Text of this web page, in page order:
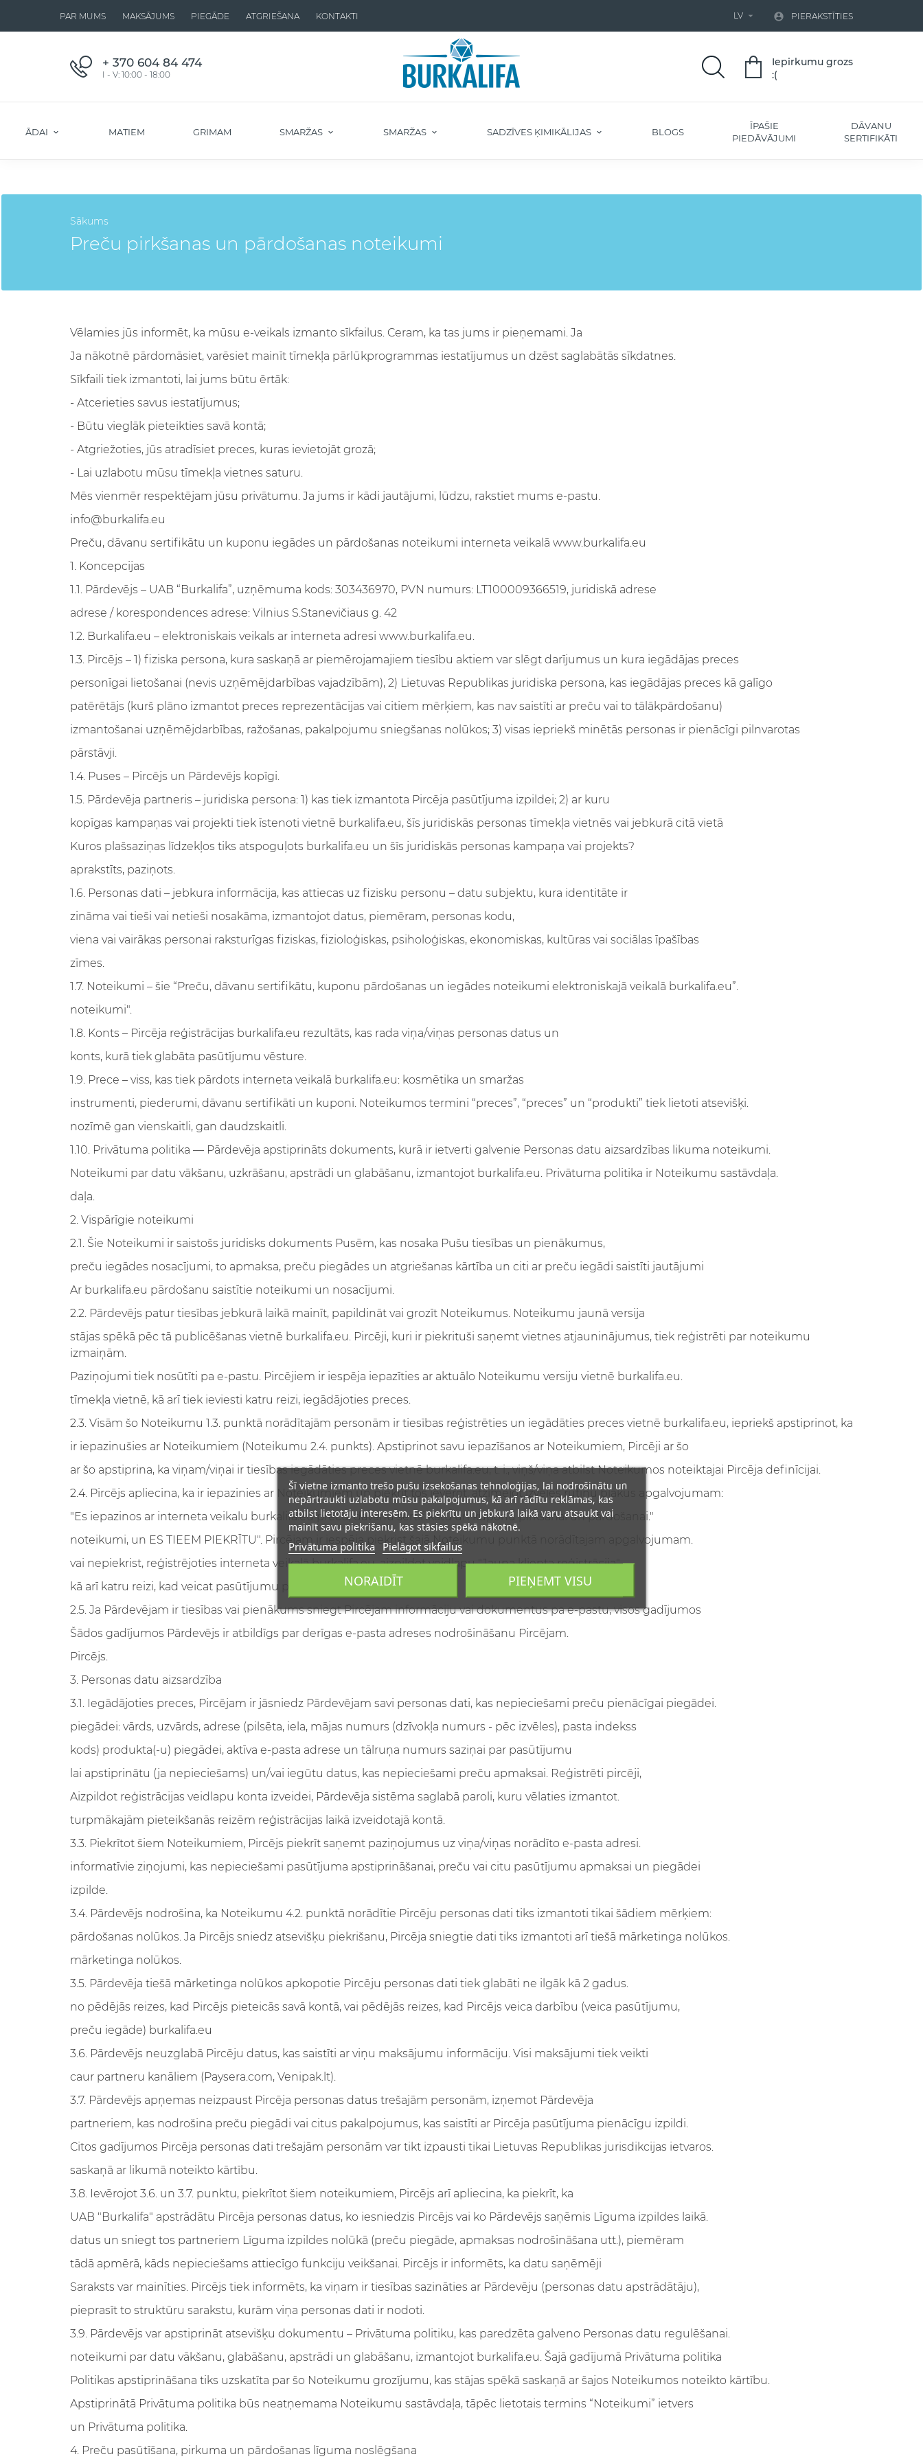
PAR MUMS MAKSĀJUMS PIEGĀDE ATGRIEŠANA KONTAKTI LV   PIERAKSTĪTIES
+ 370 604 84 474
I - V: 10:00 - 18:00
Iepirkumu grozs
:(
ĀDAI MATIEM GRIMAM SMARŽAS SMARŽAS SADZĪVES ĶIMIKĀLIJAS BLOGS
ĪPAŠIE
PIEDĀVĀJUMI
DĀVANU
SERTIFIKĀTI
Sākums
Preču pirkšanas un pārdošanas noteikumi
Vēlamies jūs informēt, ka mūsu e-veikals izmanto sīkfailus. Ceram, ka tas jums ir pieņemami. Ja
Ja nākotnē pārdomāsiet, varēsiet mainīt tīmekļa pārlūkprogrammas iestatījumus un dzēst saglabātās sīkdatnes.
Sīkfaili tiek izmantoti, lai jums būtu ērtāk:
- Atcerieties savus iestatījumus;
- Būtu vieglāk pieteikties savā kontā;
- Atgriežoties, jūs atradīsiet preces, kuras ievietojāt grozā;
- Lai uzlabotu mūsu tīmekļa vietnes saturu.
Mēs vienmēr respektējam jūsu privātumu. Ja jums ir kādi jautājumi, lūdzu, rakstiet mums e-pastu.
info@burkalifa.eu
Preču, dāvanu sertifikātu un kuponu iegādes un pārdošanas noteikumi interneta veikalā www.burkalifa.eu
1. Koncepcijas
1.1. Pārdevējs – UAB “Burkalifa”, uzņēmuma kods: 303436970, PVN numurs: LT100009366519, juridiskā adrese
adrese / korespondences adrese: Vilnius S.Stanevičiaus g. 42
1.2. Burkalifa.eu – elektroniskais veikals ar interneta adresi www.burkalifa.eu.
1.3. Pircējs – 1) fiziska persona, kura saskaņā ar piemērojamajiem tiesību aktiem var slēgt darījumus un kura iegādājas preces
personīgai lietošanai (nevis uzņēmējdarbības vajadzībām), 2) Lietuvas Republikas juridiska persona, kas iegādājas preces kā galīgo
patērētājs (kurš plāno izmantot preces reprezentācijas vai citiem mērķiem, kas nav saistīti ar preču vai to tālākpārdošanu)
izmantošanai uzņēmējdarbības, ražošanas, pakalpojumu sniegšanas nolūkos; 3) visas iepriekš minētās personas ir pienācīgi pilnvarotas
pārstāvji.
1.4. Puses – Pircējs un Pārdevējs kopīgi.
1.5. Pārdevēja partneris – juridiska persona: 1) kas tiek izmantota Pircēja pasūtījuma izpildei; 2) ar kuru
kopīgas kampaņas vai projekti tiek īstenoti vietnē burkalifa.eu, šīs juridiskās personas tīmekļa vietnēs vai jebkurā citā vietā
Kuros plašsaziņas līdzekļos tiks atspoguļots burkalifa.eu un šīs juridiskās personas kampaņa vai projekts?
aprakstīts, paziņots.
1.6. Personas dati – jebkura informācija, kas attiecas uz fizisku personu – datu subjektu, kura identitāte ir
zināma vai tieši vai netieši nosakāma, izmantojot datus, piemēram, personas kodu,
viena vai vairākas personai raksturīgas fiziskas, fizioloģiskas, psiholoģiskas, ekonomiskas, kultūras vai sociālas īpašības
zīmes.
1.7. Noteikumi – šie “Preču, dāvanu sertifikātu, kuponu pārdošanas un iegādes noteikumi elektroniskajā veikalā burkalifa.eu”.
noteikumi".
1.8. Konts – Pircēja reģistrācijas burkalifa.eu rezultāts, kas rada viņa/viņas personas datus un
konts, kurā tiek glabāta pasūtījumu vēsture.
1.9. Prece – viss, kas tiek pārdots interneta veikalā burkalifa.eu: kosmētika un smaržas
instrumenti, piederumi, dāvanu sertifikāti un kuponi. Noteikumos termini “preces”, “preces” un “produkti” tiek lietoti atsevišķi.
nozīmē gan vienskaitli, gan daudzskaitli.
1.10. Privātuma politika — Pārdevēja apstiprināts dokuments, kurā ir ietverti galvenie Personas datu aizsardzības likuma noteikumi.
Noteikumi par datu vākšanu, uzkrāšanu, apstrādi un glabāšanu, izmantojot burkalifa.eu. Privātuma politika ir Noteikumu sastāvdaļa.
daļa.
2. Vispārīgie noteikumi
2.1. Šie Noteikumi ir saistošs juridisks dokuments Pusēm, kas nosaka Pušu tiesības un pienākumus,
preču iegādes nosacījumi, to apmaksa, preču piegādes un atgriešanas kārtība un citi ar preču iegādi saistīti jautājumi
Ar burkalifa.eu pārdošanu saistītie noteikumi un nosacījumi.
2.2. Pārdevējs patur tiesības jebkurā laikā mainīt, papildināt vai grozīt Noteikumus. Noteikumu jaunā versija
stājas spēkā pēc tā publicēšanas vietnē burkalifa.eu. Pircēji, kuri ir piekrituši saņemt vietnes atjauninājumus, tiek reģistrēti par noteikumu
izmaiņām.
Paziņojumi tiek nosūtīti pa e-pastu. Pircējiem ir iespēja iepazīties ar aktuālo Noteikumu versiju vietnē burkalifa.eu.
tīmekļa vietnē, kā arī tiek ieviesti katru reizi, iegādājoties preces.
2.3. Visām šo Noteikumu 1.3. punktā norādītajām personām ir tiesības reģistrēties un iegādāties preces vietnē burkalifa.eu, iepriekš apstiprinot, ka
ir iepazinušies ar Noteikumiem (Noteikumu 2.4. punkts). Apstiprinot savu iepazīšanos ar Noteikumiem, Pircēji ar šo
ar šo apstiprina, ka viņam/viņai ir tiesības iegādāties preces vietnē burkalifa.eu, t. i., viņš/viņa atbilst Noteikumos noteiktajai Pircēja definīcijai.
2.4. Pircējs apliecina, ka ir iepazinies ar Noteikumiem un piekrīt tos ievērot, atzīmējot izvēles rūtiņu blakus apgalvojumam:
"Es iepazinos ar interneta veikalu burkalifa.eu preču, dāvanu sertifikātu un kuponu pirkšanai un pārdošanai."
noteikumi, un ES TIEEM PIEKRĪTU". Pircējam ir iespēja piekrist šajā Noteikumu punktā norādītajam apgalvojumam.
vai nepiekrist, reģistrējoties interneta veikalā burkalifa.eu, aizpildot veidlapu "Jauna klienta reģistrācija",
kā arī katru reizi, kad veicat pasūtījumu preču iegādei.
2.5. Ja Pārdevējam ir tiesības vai pienākums sniegt Pircējam informāciju vai dokumentus pa e-pastu, visos gadījumos
Šādos gadījumos Pārdevējs ir atbildīgs par derīgas e-pasta adreses nodrošināšanu Pircējam.
Pircējs.
3. Personas datu aizsardzība
3.1. Iegādājoties preces, Pircējam ir jāsniedz Pārdevējam savi personas dati, kas nepieciešami preču pienācīgai piegādei.
piegādei: vārds, uzvārds, adrese (pilsēta, iela, mājas numurs (dzīvokļa numurs - pēc izvēles), pasta indekss
kods) produkta(-u) piegādei, aktīva e-pasta adrese un tālruņa numurs saziņai par pasūtījumu
lai apstiprinātu (ja nepieciešams) un/vai iegūtu datus, kas nepieciešami preču apmaksai. Reģistrēti pircēji,
Aizpildot reģistrācijas veidlapu konta izveidei, Pārdevēja sistēma saglabā paroli, kuru vēlaties izmantot.
turpmākajām pieteikšanās reizēm reģistrācijas laikā izveidotajā kontā.
3.3. Piekrītot šiem Noteikumiem, Pircējs piekrīt saņemt paziņojumus uz viņa/viņas norādīto e-pasta adresi.
informatīvie ziņojumi, kas nepieciešami pasūtījuma apstiprināšanai, preču vai citu pasūtījumu apmaksai un piegādei
izpilde.
3.4. Pārdevējs nodrošina, ka Noteikumu 4.2. punktā norādītie Pircēju personas dati tiks izmantoti tikai šādiem mērķiem:
pārdošanas nolūkos. Ja Pircējs sniedz atsevišķu piekrišanu, Pircēja sniegtie dati tiks izmantoti arī tiešā mārketinga nolūkos.
mārketinga nolūkos.
3.5. Pārdevēja tiešā mārketinga nolūkos apkopotie Pircēju personas dati tiek glabāti ne ilgāk kā 2 gadus.
no pēdējās reizes, kad Pircējs pieteicās savā kontā, vai pēdējās reizes, kad Pircējs veica darbību (veica pasūtījumu,
preču iegāde) burkalifa.eu
3.6. Pārdevējs neuzglabā Pircēju datus, kas saistīti ar viņu maksājumu informāciju. Visi maksājumi tiek veikti
caur partneru kanāliem (Paysera.com, Venipak.lt).
3.7. Pārdevējs apņemas neizpaust Pircēja personas datus trešajām personām, izņemot Pārdevēja
partneriem, kas nodrošina preču piegādi vai citus pakalpojumus, kas saistīti ar Pircēja pasūtījuma pienācīgu izpildi.
Citos gadījumos Pircēja personas dati trešajām personām var tikt izpausti tikai Lietuvas Republikas jurisdikcijas ietvaros.
saskaņā ar likumā noteikto kārtību.
3.8. Ievērojot 3.6. un 3.7. punktu, piekrītot šiem noteikumiem, Pircējs arī apliecina, ka piekrīt, ka
UAB "Burkalifa" apstrādātu Pircēja personas datus, ko iesniedzis Pircējs vai ko Pārdevējs saņēmis Līguma izpildes laikā.
datus un sniegt tos partneriem Līguma izpildes nolūkā (preču piegāde, apmaksas nodrošināšana utt.), piemēram
tādā apmērā, kāds nepieciešams attiecīgo funkciju veikšanai. Pircējs ir informēts, ka datu saņēmēji
Saraksts var mainīties. Pircējs tiek informēts, ka viņam ir tiesības sazināties ar Pārdevēju (personas datu apstrādātāju),
pieprasīt to struktūru sarakstu, kurām viņa personas dati ir nodoti.
3.9. Pārdevējs var apstiprināt atsevišķu dokumentu – Privātuma politiku, kas paredzēta galveno Personas datu regulēšanai.
noteikumi par datu vākšanu, glabāšanu, apstrādi un glabāšanu, izmantojot burkalifa.eu. Šajā gadījumā Privātuma politika
Politikas apstiprināšana tiks uzskatīta par šo Noteikumu grozījumu, kas stājas spēkā saskaņā ar šajos Noteikumos noteikto kārtību.
Apstiprinātā Privātuma politika būs neatņemama Noteikumu sastāvdaļa, tāpēc lietotais termins “Noteikumi” ietvers
un Privātuma politika.
4. Preču pasūtīšana, pirkuma un pārdošanas līguma noslēgšana
Šī vietne izmanto trešo pušu izsekošanas tehnoloģijas, lai nodrošinātu un
nepārtraukti uzlabotu mūsu pakalpojumus, kā arī rādītu reklāmas, kas
atbilst lietotāju interesēm. Es piekrītu un jebkurā laikā varu atsaukt vai
mainīt savu piekrišanu, kas stāsies spēkā nākotnē.
Privātuma politika Pielāgot sīkfailus
NORAIDĪT PIEŅEMT VISU